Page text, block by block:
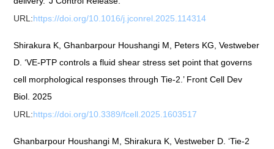
URL:https://doi.org/10.1016/j.jconrel.2025.114314
Shirakura K, Ghanbarpour Houshangi M, Peters KG, Vestweber
D. ‘VE-PTP controls a fluid shear stress set point that governs
cell morphological responses through Tie-2.’ Front Cell Dev
Biol. 2025
URL:https://doi.org/10.3389/fcell.2025.1603517
Ghanbarpour Houshangi M, Shirakura K, Vestweber D. ‘Tie-2